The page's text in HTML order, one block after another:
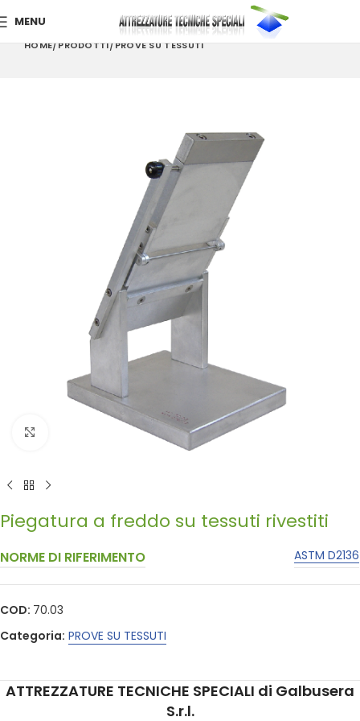
MENU
HOME PRODOTTI PROVE SU TESSUTI
Piegatura a freddo su tessuti rivestiti
NORME DI RIFERIMENTO ASTM D2136
COD: 70.03
Categoria: PROVE SU TESSUTI
ATTREZZATURE TECNICHE SPECIALI di Galbusera
S.r.l.